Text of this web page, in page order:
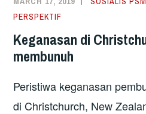
PERSPEKTIF
Keganasan di
membunuh
Peristiwa keganasan
di Christchurch, New